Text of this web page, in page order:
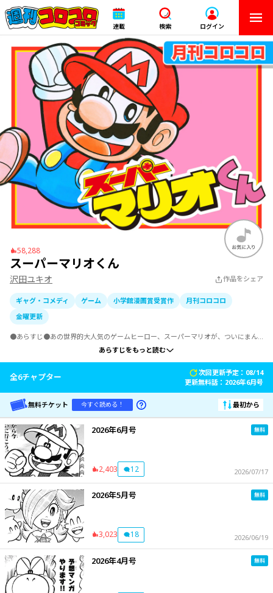
連載 検索 ログイン
58,288
スーパーマリオくん
沢田ユキオ 作品をシェア
ギャグ・コメディ ゲーム 小学館漫画賞受賞作
月刊コロコロ
金曜更新
●あらすじ●あの世界的大人気のゲームヒーロー、スーパーマリオが、ついにまん
が界に進出!!　恐竜ランドに遊びにきていたピーチ姫を新生クッパ軍団にさらわれた
大ボケコンビのマリオとルイージ。二人はさっそくピーチ姫を救出するため、旅に
う大ボケ『トリオ』になってしまった彼らにピーチ姫を救いだせるのか!?　必笑ゲー
ムギャグ超満載コミック!! ▼第１面／ピーチ姫を救え!!　新冒険開始（ニューアドベ
ンチャースタート）!!▼第２面／ドカンと一発!!　合体技さく裂!!▼第３面／コクッパ
イギー!!　カレイなる頭脳戦!?▼第４面／最強の魔法使い（マジシャン）!?　カメッ
ク現わる!!▼第５面／寒～い水中面!!　マリオはお熱いのがお好き!?▼第６面／マリオ
対ジュゲム!!　史上最大の雪合戦!?▼第７面／ようこそ地底へ!!　モグラたたきのあま
いわな!?▼第８面／カメック再登場!!　究極の大魔法合戦!?▼第９面／弱虫インデ
ィ!!　炎の池で最後の挑戦!?▼第10面／強敵アッパレ!!　ハンマーなんてこわくない!?
▼第11面／純情ロマンス!?　クッパくんのある愛の詩!!▼第12面／でぶマリオ!?　Ｐ
（パワー）バルーンでモートンをたおせ!!▼第13面／またまたカメック!!　遊園地は
地獄だ!?▼第14面／炎のつっぱり!?　どすこいＫ．Ｋ．（ケーケー）すもう勝負!!▼
第15面／どうなる!?　マリオ５（ファイブ）おどろき大予想!!▼ボーナス面
あらすじをもっと読む
全6チャプター
次回更新予定：08/14
更新無料話： 2026年6月号
無料チケット 今すぐ読める！ 最初から
2026年6月号
2,403 12 2026/07/17
2026年5月号
3,023 18 2026/06/19
2026年4月号